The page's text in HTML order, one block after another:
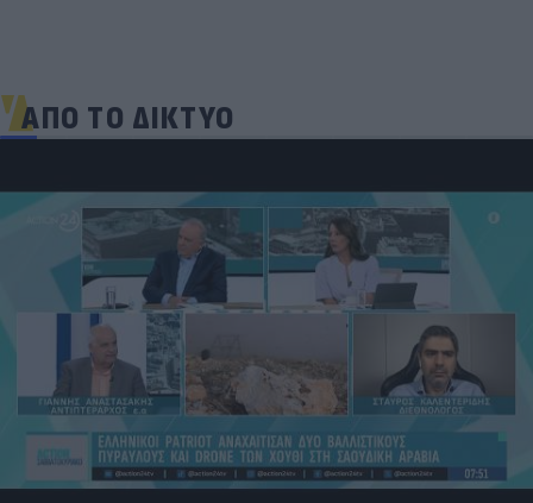
ΑΠΟ ΤΟ ΔΙΚΤΥΟ
Δέκα εκατομμύρια followers δεν κάνουν λάθος- Η
Ντιλέτα Λεότα με μαγιό έγινε ξανά viral (photos)